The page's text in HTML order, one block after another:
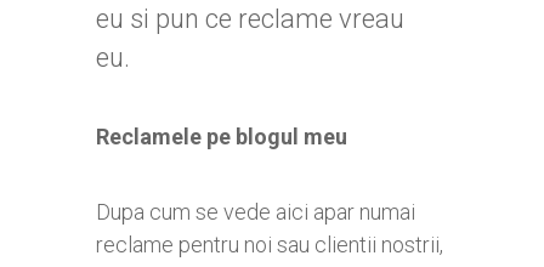
eu si pun ce reclame vreau
eu.
Reclamele pe blogul meu
Dupa cum se vede aici apar numai
reclame pentru noi sau clientii nostrii,